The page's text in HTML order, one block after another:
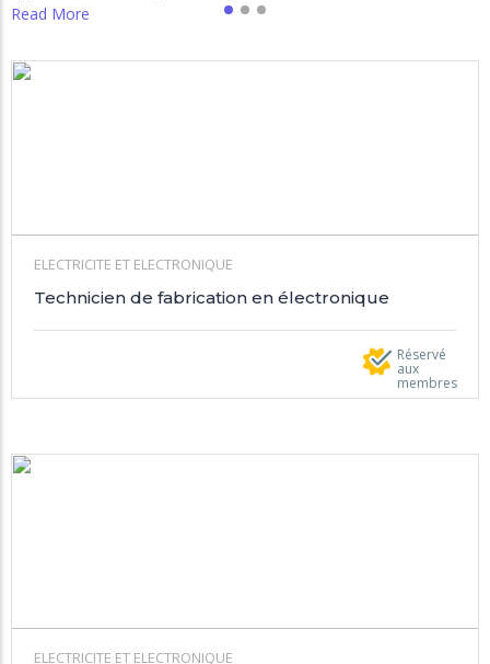
Read More
ELECTRICITE ET ELECTRONIQUE
Technicien de fabrication en électronique
Réservé
aux
membres
ELECTRICITE ET ELECTRONIQUE